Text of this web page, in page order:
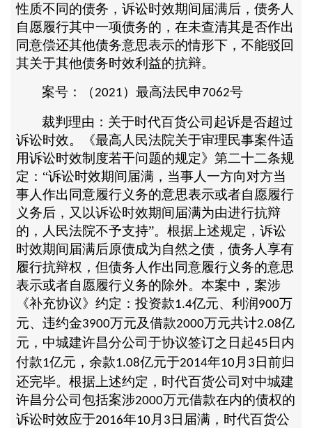
性质不同的债务，诉讼时效期间届满后，债务人
自愿履行其中一项债务的，在未查清其是否作出
同意偿还其他债务意思表示的情形下，不能驳回
其关于其他债务时效利益的抗辩。
案号：（2021 ）最高法民申 7062号
裁判理由：关于时代百货公司起诉是否超过
诉讼时效。《最高人民法院关于审理民事案件适
用诉讼时效制度若干问题的规定》第二十二条规
定： “诉讼时效期间届满，当事人一方向对方当
事人作出同意履行义务的意思表示或者自愿履行
义务后，又以诉讼时效期间届满为由进行抗辩
的，人民法院不予支持”。根据上述规定，诉讼
时效期间届满后原债成为自然之债，债务人享有
履行抗辩权，但债务人作出同意履行义务的意思
表示或者自愿履行义务的除外。本案中，案涉
《补充协议》约定：投资款1.4亿元、利润900万
元、违约金3900万元及借款2000万元共计2.08亿
元，中城建许昌分公司于协议签订之日起45 日内
付款1亿元，余款1.08亿元于2014年10 月 3 日前归
还完毕。根据上述约定，时代百货公司对中城建
许昌分公司包括案涉2000万元借款在内的债权的
诉讼时效应于2016年10 月 3 日届满，时代百货公